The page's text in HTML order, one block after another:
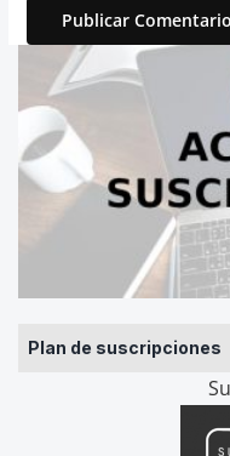
Plan de suscripciones